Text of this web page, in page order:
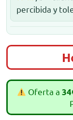
percibida y
Oferta a